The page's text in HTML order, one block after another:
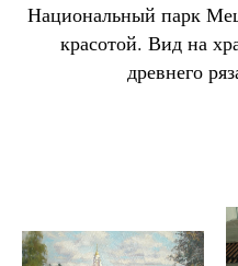
Национальный парк
красотой. Вид на
древнего